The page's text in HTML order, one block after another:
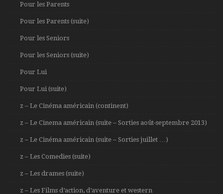
Pour les Parents
Pour les Parents (suite)
Pour les Seniors
Pour les Seniors (suite)
Pour Lui
Pour Lui (suite)
z – Le Cinéma américain (continent)
z – Le Cinema américain (suite – Sorties août-septembre 2013)
z – Le Cinéma américain (suite – Sorties juillet …)
z – Les Comedies (suite)
z – Les drames (suite)
z – Les Films d’action, d’aventure et western